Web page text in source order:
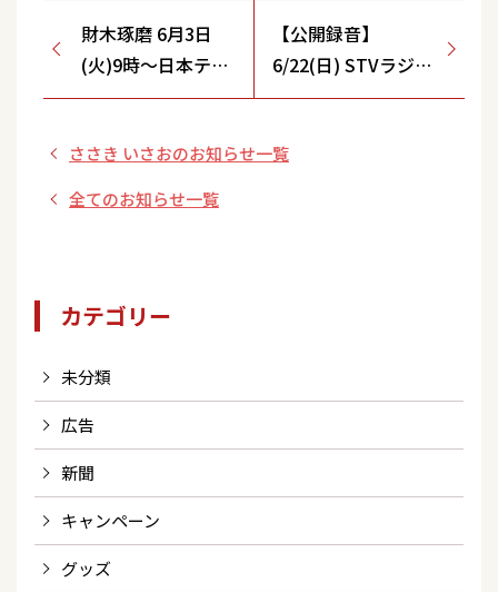
財木琢磨 6月3日
(火)9時～日本テレ
ビ『DayDay.』(関
り上げていただき
ます！
【公開録音】
6/22(日) STVラジオ
「美深の歌まつり」
ささき いさおのお知らせ一覧
全てのお知らせ一覧
カテゴリー
未分類
広告
新聞
キャンペーン
グッズ